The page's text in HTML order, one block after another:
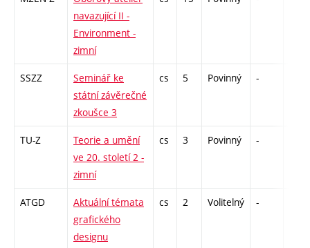
navazující II -
Environment -
zimní
SSZZ
Seminář ke
státní závěrečné
zkoušce 3
cs 5 Povinný -
TU-Z
Teorie a umění
ve 20. století 2 -
zimní
cs 3 Povinný -
ATGD
Aktuální témata
grafického
designu
cs 2 Volitelný -